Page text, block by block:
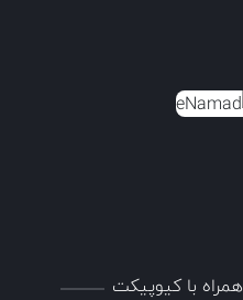
همراه با کیوپیکت